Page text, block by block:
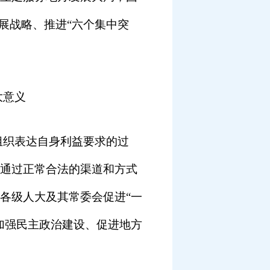
战略、推进“六个集中突
义
表达自身利益要求的过
过正常合法的渠道和方式
级人大及其常委会促进“一
民主政治建设、促进地方